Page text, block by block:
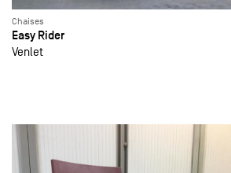
Chaises
Easy Rider
Venlet